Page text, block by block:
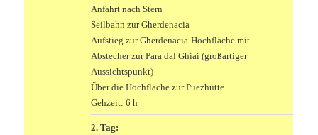
Anfahrt nach Stern
Seilbahn zur Gherdenacia
Aufstieg zur Gherdenacia-Hochfläche mit
Abstecher zur Para dal Ghiai (großartiger
Aussichtspunkt)
Über die Hochfläche zur Puezhütte
Gehzeit: 6 h
2. Tag: